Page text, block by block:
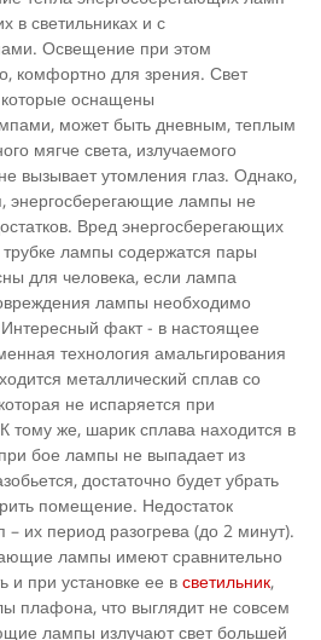
в светильниках и с
Освещение при этом
комфортно для зрения. Свет
оснащены
может быть дневным, теплым
мягче света, излучаемого
вызывает утомления глаз. Однако,
энергосберегающие лампы не
Вред энергосберегающих
лампы содержатся пары
для человека, если лампа
лампы необходимо
факт - в настоящее
технология амальгирования
металлический сплав со
не испаряется при
тому же, шарик сплава находится в
бое лампы не выпадает из
достаточно будет убрать
помещение. Недостаток
их период разогрева (до 2 минут).
лампы имеют сравнительно
и при установке ее в светильник,
плафона, что выглядит не совсем
лампы излучают свет большей